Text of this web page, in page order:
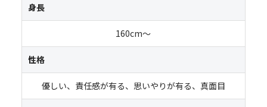
身長
160cm～
性格
優しい、責任感が有る、思いやりが有る、真面目